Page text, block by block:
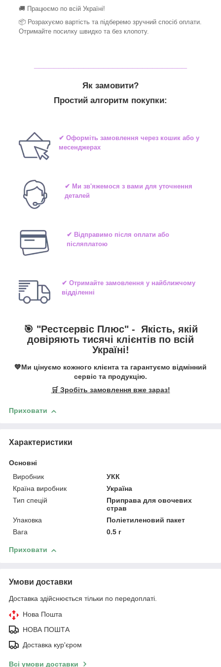
🚚 Працюємо по всій Україні!
📦 Розрахуємо вартість та підберемо зручний спосіб оплати.
Отримайте посилку швидко та без клопоту.
Як замовити?
Простий алгоритм покупки:
✔ Оформіть замовлення через кошик або у
месенджерах
✔ Ми зв'яжемося з вами для уточнення
деталей
✔ Відправимо після оплати або
післяплатою
✔ Отримайте замовлення у найближчому
відділенні
🎯 "Рестсервіс Плюс" - Якість, якій
довіряють тисячі клієнтів по всій
Україні!
💙Ми цінуємо кожного клієнта та гарантуємо відмінний
сервіс та продукцію.
🛒 Зробіть замовлення вже зараз!
Приховати
Характеристики
Основні
Виробник
УКК
Країна виробник
Україна
Тип спецій
Приправа для овочевих
страв
Упаковка
Поліетиленовий пакет
Вага
0.5 г
Приховати
Умови доставки
Доставка здійснюється тільки по передоплаті.
Нова Пошта
НОВА ПОШТА
Доставка кур'єром
Всі умови доставки